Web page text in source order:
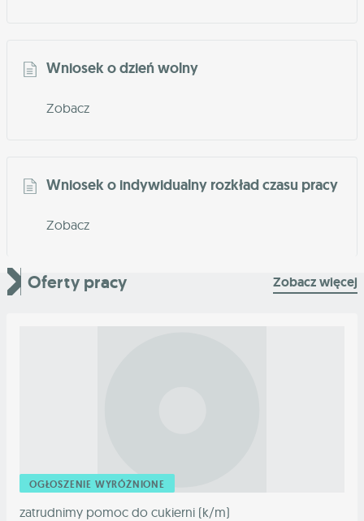
Wniosek o dzień wolny
Zobacz
Wniosek o indywidualny rozkład czasu pracy
Zobacz
Oferty pracy Zobacz więcej
OGŁOSZENIE WYRÓŻNIONE
zatrudnimy pomoc do cukierni (k/m)